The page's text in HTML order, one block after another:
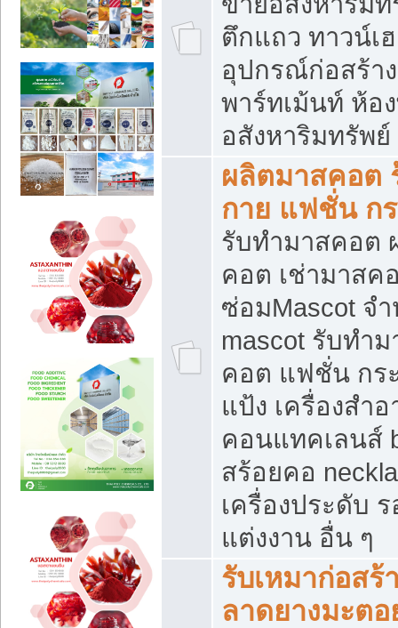
ตึกแถว ทาวน์เ
อุปกรณ์ก่อสร้า
พาร์ทเม้นท์ ห้อ
อสังหาริมทรัพ
ผลิตมาสคอต
กาย แฟชั่น กร
รับทำมาสคอต
คอต เช่ามาสค
ซ่อมMascot จ
mascot รับทำ
คอต แฟชั่น กระ
แป้ง เครื่องสำ
คอนแทคเลนส์
สร้อยคอ
เครื่องประดับ ร
แต่งงาน อื่น ๆ
รับเหมาก่อส
ลาดยางมะต